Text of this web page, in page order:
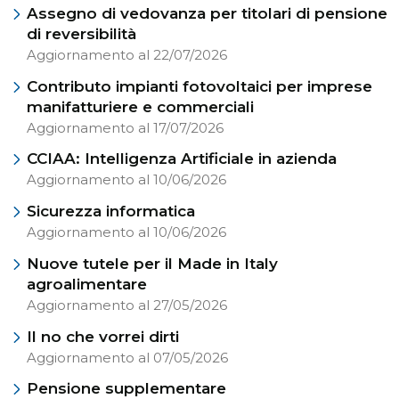
Assegno di vedovanza per titolari di pensione
di reversibilità
Aggiornamento al 22/07/2026
Contributo impianti fotovoltaici per imprese
manifatturiere e commerciali
Aggiornamento al 17/07/2026
CCIAA: Intelligenza Artificiale in azienda
Aggiornamento al 10/06/2026
Sicurezza informatica
Aggiornamento al 10/06/2026
Nuove tutele per il Made in Italy
agroalimentare
Aggiornamento al 27/05/2026
Il no che vorrei dirti
Aggiornamento al 07/05/2026
Pensione supplementare